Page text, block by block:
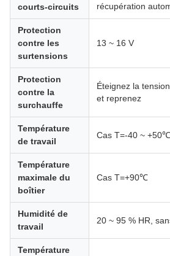
courts-circuits
récupération
Protection
contre les
surtensions
13 ~ 16 V
Protection
contre la
surchauffe
Éteignez la
et reprenez
Température
de travail
Cas T=-40 ~ +50℃
Température
maximale du
boîtier
Cas T=+90℃
Humidité de
travail
20 ~ 95 % HR,
Température